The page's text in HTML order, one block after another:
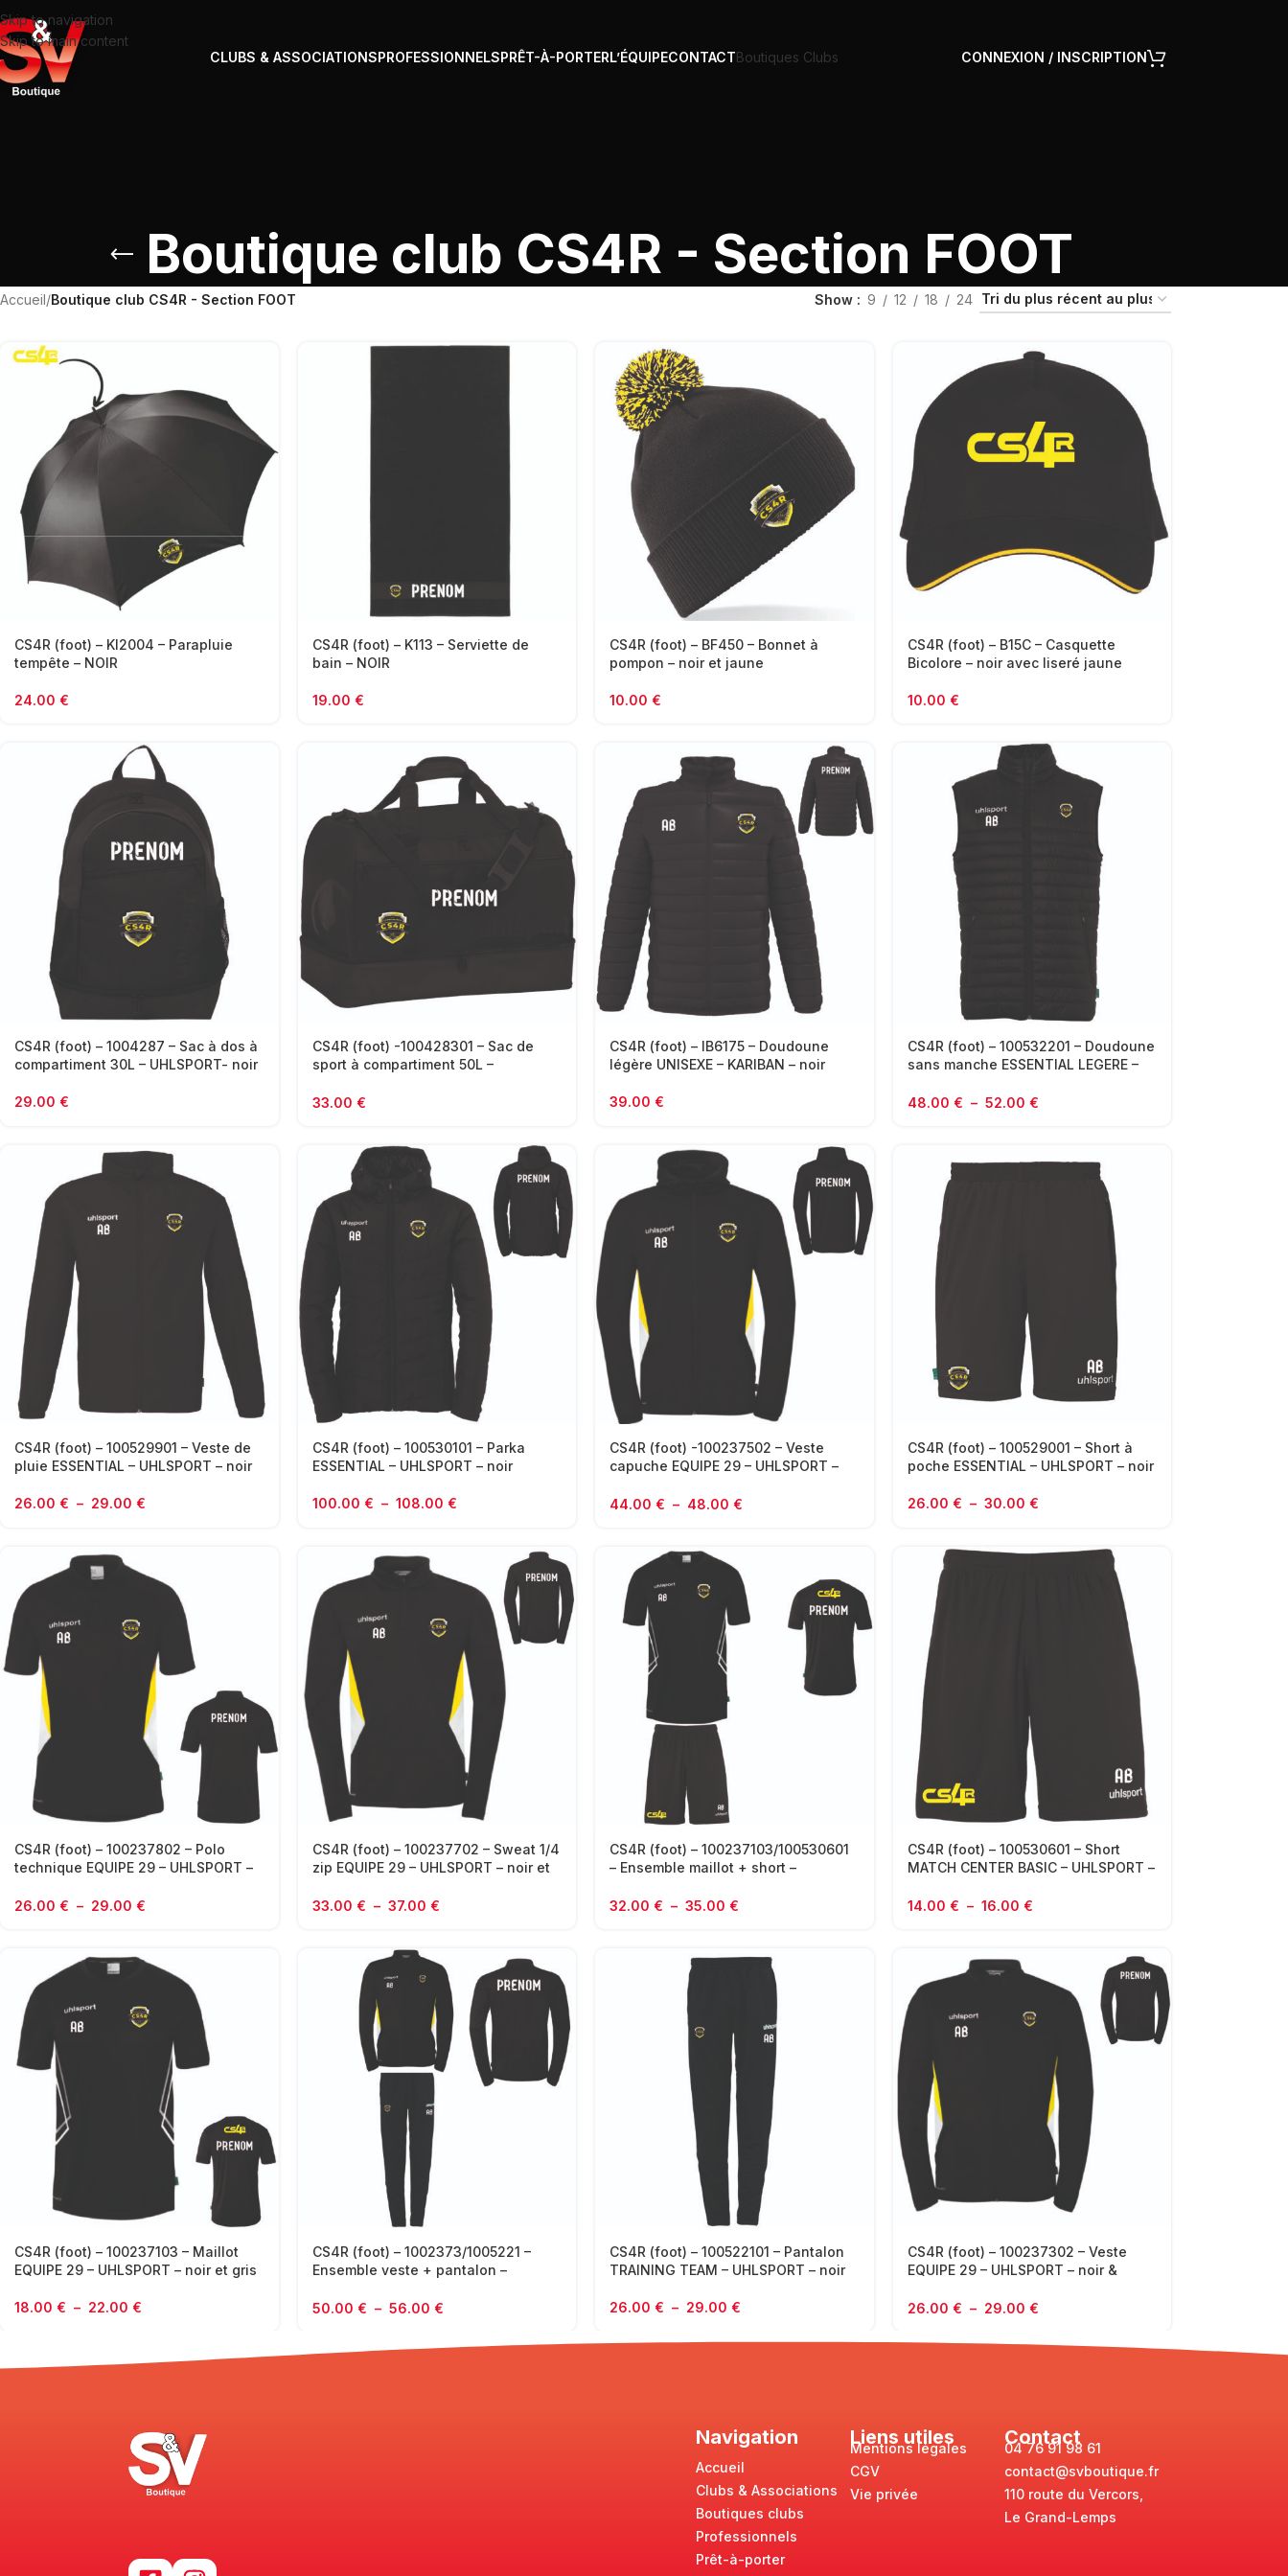
Skip to navigation
Skip to main content
CLUBS & ASSOCIATIONSPROFESSIONNELSPRÊT-À-PORTERL’ÉQUIPECONTACTBoutiques Clubs CONNEXION / INSCRIPTION
Boutique club CS4R - Section FOOT
Accueil/Boutique club CS4R - Section FOOT Show 9 12 18 24
CS4R (foot) – KI2004 – Parapluie
tempête – NOIR
24.00 €
CS4R (foot) – K113 – Serviette de
bain – NOIR
19.00 €
CS4R (foot) – BF450 – Bonnet à
pompon – noir et jaune
10.00 €
CS4R (foot) – B15C – Casquette
Bicolore – noir avec liseré jaune
10.00 €
CS4R (foot) – 1004287 – Sac à dos à
compartiment 30L – UHLSPORT- noir
29.00 €
CS4R (foot) -100428301 – Sac de
sport à compartiment 50L –
33.00 €
CS4R (foot) – IB6175 – Doudoune
légère UNISEXE – KARIBAN – noir
39.00 €
CS4R (foot) – 100532201 – Doudoune
sans manche ESSENTIAL LEGERE –
48.00 € – 52.00 €
CS4R (foot) – 100529901 – Veste de
pluie ESSENTIAL – UHLSPORT – noir
26.00 € – 29.00 €
CS4R (foot) – 100530101 – Parka
ESSENTIAL – UHLSPORT – noir
100.00 € – 108.00 €
CS4R (foot) -100237502 – Veste
capuche EQUIPE 29 – UHLSPORT –
44.00 € – 48.00 €
CS4R (foot) – 100529001 – Short à
poche ESSENTIAL – UHLSPORT – noir
26.00 € – 30.00 €
CS4R (foot) – 100237802 – Polo
technique EQUIPE 29 – UHLSPORT –
26.00 € – 29.00 €
CS4R (foot) – 100237702 – Sweat 1/4
zip EQUIPE 29 – UHLSPORT – noir et
33.00 € – 37.00 €
CS4R (foot) – 100237103/100530601
– Ensemble maillot + short –
32.00 € – 35.00 €
CS4R (foot) – 100530601 – Short
MATCH CENTER BASIC – UHLSPORT –
14.00 € – 16.00 €
CS4R (foot) – 100237103 – Maillot
EQUIPE 29 – UHLSPORT – noir et gris
18.00 € – 22.00 €
CS4R (foot) – 1002373/1005221 –
Ensemble veste + pantalon –
50.00 € – 56.00 €
CS4R (foot) – 100522101 – Pantalon
TRAINING TEAM – UHLSPORT – noir
26.00 € – 29.00 €
CS4R (foot) – 100237302 – Veste
EQUIPE 29 – UHLSPORT – noir &
26.00 € – 29.00 €
Navigation
Accueil
Clubs & Associations
Boutiques clubs
Professionnels
Prêt-à-porter
Liens utiles
Mentions légales
CGV
Vie privée
Contact
04 76 91 98 61
contact@svboutique.fr
110 route du Vercors,
Le Grand-Lemps